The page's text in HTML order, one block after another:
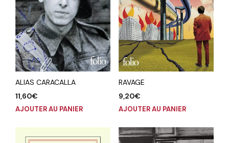
ALIAS CARACALLA
11,60€
AJOUTER AU PANIER
RAVAGE
9,20€
AJOUTER AU PANIER